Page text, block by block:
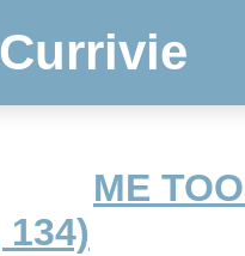
Currivie
ME